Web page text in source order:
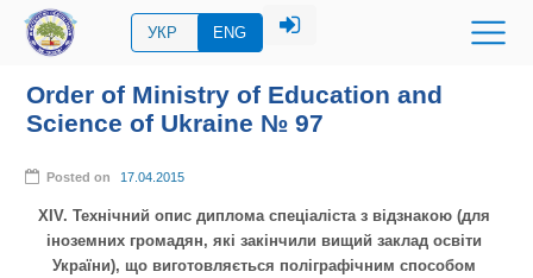
УКР ENG
Order of Ministry of Education and
Science of Ukraine № 97
Posted on 17.04.2015
XIV. Технічний опис диплома спеціаліста з відзнакою (для
іноземних громадян, які закінчили вищий заклад освіти
України), що виготовляється поліграфічним способом